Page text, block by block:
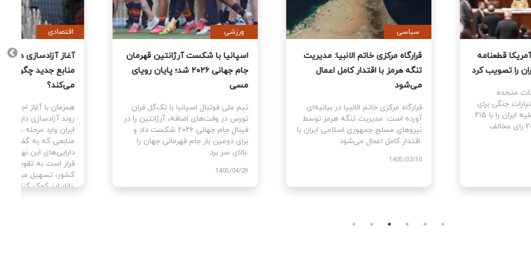
آمریکا قطعنامه
جنگ علیه ایران را تصویب کرد
ایالات متحده
قطعنامه اختیارات جنگی برای
سیاسی
قرارگاه مرکزی خاتم الانبیا: مدیریت
تنگه هرمز با اقتدار کامل اعمال
قرارگاه مرکزی خاتم الانبیا در بیانیه‌ای
آورده است: مدیریت تنگه هرمز توسط
نیروهای مسلح جمهوری اسلامی ایران با
اقتدار کامل اعمال می‌شود.
ورزشی
اسپانیا با شکست آرژانتین قهرمان
جام جهانی ۲۰۲۶ شد؛ پایان رویای
تیم ملی فوتبال اسپانیا با تک‌گل فران
تورس در وقت‌های اضافه، آرژانتین را در
برای دومین بار جام قهرمانی جهان را
اقتصادی
آغاز
منابع
همزمان
روند
ایران
منابعی
قرار
کشور،
بازار ارز کمک کنند.